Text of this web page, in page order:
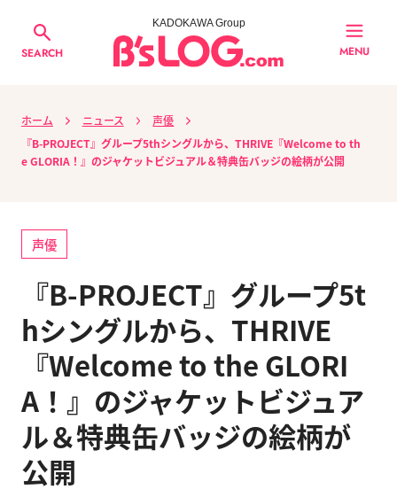
SEARCH
KADOKAWA Group
MENU
ホーム ニュース
声優
『B-PROJECT』グループ5thシングルから、THRIVE『Welcome to th
e GLORIA！』のジャケットビジュアル＆特典缶バッジの絵柄が公開
声優
『B-PROJECT』グループ5t
hシングルから、THRIVE
『Welcome to the GLORI
A！』のジャケットビジュア
ル＆特典缶バッジの絵柄が
公開